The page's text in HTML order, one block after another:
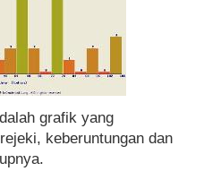
grafik yang
keberuntungan dan